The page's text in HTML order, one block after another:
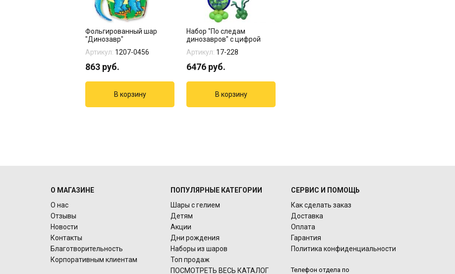
Фольгированный шар
"Динозавр"
Артикул: 1207-0456
863 руб.
Набор "По следам
динозавров" с цифрой
Артикул: 17-228
6476 руб.
О МАГАЗИНЕ
О нас
Отзывы
Новости
Контакты
Благотворительность
Корпоративным клиентам
ПОПУЛЯРНЫЕ КАТЕГОРИИ
Шары с гелием
Детям
Акции
Дни рождения
Наборы из шаров
Топ продаж
ПОСМОТРЕТЬ ВЕСЬ КАТАЛОГ
СЕРВИС И ПОМОЩЬ
Как сделать заказ
Доставка
Оплата
Гарантия
Политика конфиденциальности
Телефон отдела по